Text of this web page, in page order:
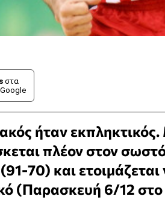
στα
ήταν
πλέον στον
70) και ετοιμάζεται
(Παρασκευή 6/12